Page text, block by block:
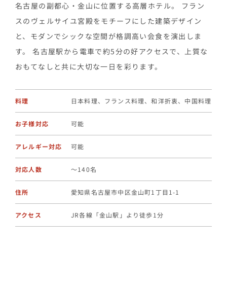
名古屋の副都心・金山に位置する高層ホテル。 フラン
スのヴェルサイユ宮殿をモチーフにした建築デザイン
と、モダンでシックな空間が格調高い会食を演出しま
す。 名古屋駅から電車で約5分の好アクセスで、上質な
おもてなしと共に大切な一日を彩ります。
料理 日本料理、フランス料理、和洋折衷、中国料理
お子様対応 可能
アレルギー対応 可能
対応人数 〜140名
住所 愛知県名古屋市中区金山町1丁目1-1
アクセス JR各線「金山駅」より徒歩1分